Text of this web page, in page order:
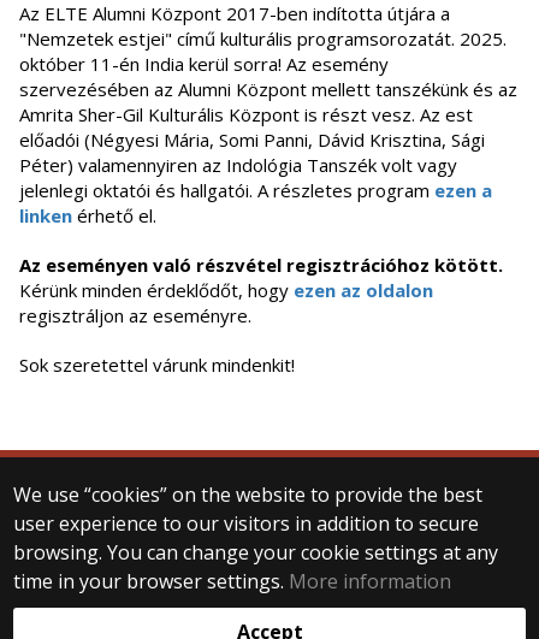
Az ELTE Alumni Központ 2017-ben indította útjára a
"Nemzetek estjei" című kulturális programsorozatát. 2025.
október 11-én India kerül sorra! Az esemény
szervezésében az Alumni Központ mellett tanszékünk és az
Amrita Sher-Gil Kulturális Központ is részt vesz. Az est
előadói (Négyesi Mária, Somi Panni, Dávid Krisztina, Sági
Péter) valamennyiren az Indológia Tanszék volt vagy
jelenlegi oktatói és hallgatói. A részletes program ezen a
linken érhető el.
Az eseményen való részvétel regisztrációhoz kötött.
Kérünk minden érdeklődőt, hogy ezen az oldalon
regisztráljon az eseményre.
Sok szeretettel várunk mindenkit!
We use “cookies” on the website to provide the best
user experience to our visitors in addition to secure
browsing. You can change your cookie settings at any
time in your browser settings. More information
Accept
© 2025 Eötvös Loránd University
All rights reserved.
H-1053 Budapest, Egyetem tér 1–3.
T: +36-1-411-6500
Web development: